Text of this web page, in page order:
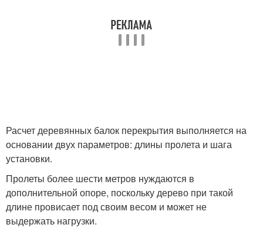
Расчет деревянных балок перекрытия выполняется на
основании двух параметров: длины пролета и шага
установки.
Пролеты более шести метров нуждаются в
дополнительной опоре, поскольку дерево при такой
длине провисает под своим весом и может не
выдержать нагрузки.